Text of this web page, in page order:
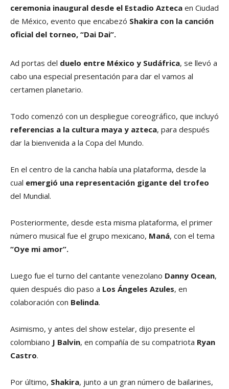
ceremonia inaugural desde el Estadio Azteca en Ciudad
de México, evento que encabezó Shakira con la canción
oficial del torneo, “Dai Dai”.
Ad portas del duelo entre México y Sudáfrica, se llevó a
cabo una especial presentación para dar el vamos al
certamen planetario.
Todo comenzó con un despliegue coreográfico, que incluyó
referencias a la cultura maya y azteca, para después
dar la bienvenida a la Copa del Mundo.
En el centro de la cancha había una plataforma, desde la
cual emergió una representación gigante del trofeo
del Mundial.
Posteriormente, desde esta misma plataforma, el primer
número musical fue el grupo mexicano, Maná, con el tema
“Oye mi amor”.
Luego fue el turno del cantante venezolano Danny Ocean,
quien después dio paso a Los Ángeles Azules, en
colaboración con Belinda.
Asimismo, y antes del show estelar, dijo presente el
colombiano J Balvin, en compañía de su compatriota Ryan
Castro.
Por último, Shakira, junto a un gran número de bailarines,